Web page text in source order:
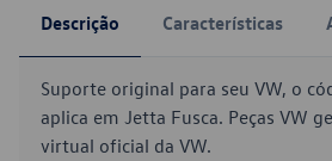
Descrição Características
Suporte original para seu VW, o
aplica em Jetta Fusca. Peças VW
virtual oficial da VW.